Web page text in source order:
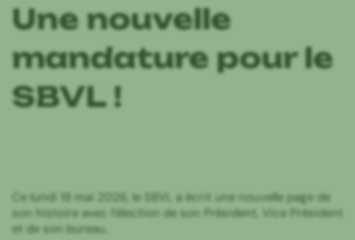
Une nouvelle
mandature pour le
SBVL !
Ce lundi 18 mai 2026, le SBVL a écrit une nouvelle page de
son histoire avec l’élection de son Président, Vice Président
et de son bureau.